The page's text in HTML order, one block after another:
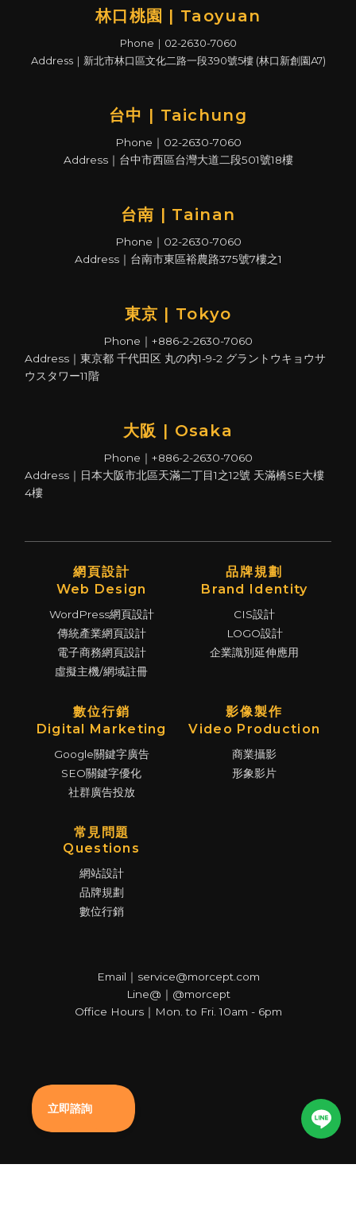
林口桃園 | Taoyuan
Phone｜02-2630-7060
Address｜新北市林口區文化二路一段390號5樓 (林口新創園A7)
台中 | Taichung
Phone｜02-2630-7060
Address｜台中市西區台灣大道二段501號18樓
台南 | Tainan
Phone｜02-2630-7060
Address｜台南市東區裕農路375號7樓之1
東京 | Tokyo
Phone｜+886-2-2630-7060
Address｜東京都 千代田区 丸の内1-9-2 グラントウキョウサ
ウスタワー11階
大阪 | Osaka
Phone｜+886-2-2630-7060
Address｜日本大阪市北區天滿二丁目1之12號 天滿橋SE大樓
4樓
網頁設計
Web Design
WordPress網頁設計
傳統產業網頁設計
電子商務網頁設計
虛擬主機/網域註冊
品牌規劃
Brand Identity
CIS設計
LOGO設計
企業識別延伸應用
數位行銷
Digital Marketing
Google關鍵字廣告
SEO關鍵字優化
社群廣告投放
影像製作
Video Production
商業攝影
形象影片
常見問題
Questions
網站設計
品牌規劃
數位行銷
Email｜service@morcept.com
Line@｜@morcept
Office Hours｜Mon. to Fri. 10am - 6pm